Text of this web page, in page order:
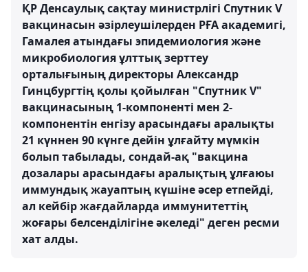
ҚР Денсаулық сақтау министрлігі Спутник V
вакцинасын әзірлеушілерден РҒА академигі,
Гамалея атындағы эпидемиология және
микробиология ұлттық зерттеу
орталығының директоры Александр
Гинцбургтің қолы қойылған "Спутник V"
вакцинасының 1-компоненті мен 2-
компонентін енгізу арасындағы аралықты
21 күннен 90 күнге дейін ұлғайту мүмкін
болып табылады, сондай-ақ "вакцина
дозалары арасындағы аралықтың ұлғаюы
иммундық жауаптың күшіне әсер етпейді,
ал кейбір жағдайларда иммунитеттің
жоғары белсенділігіне әкеледі" деген ресми
хат алды.